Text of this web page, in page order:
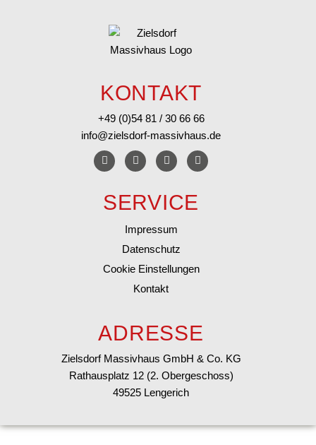
KONTAKT
+49 (0)54 81 / 30 66 66
info@zielsdorf-massivhaus.de
SERVICE
Impressum
Datenschutz
Cookie Einstellungen
Kontakt
ADRESSE
Zielsdorf Massivhaus GmbH & Co. KG
Rathausplatz 12 (2. Obergeschoss)
49525 Lengerich